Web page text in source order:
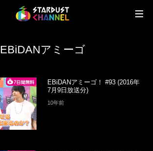
EBiDANアミーゴ
EBiDANアミーゴ！ #93 (2016年
7月9日放送分)
10年前